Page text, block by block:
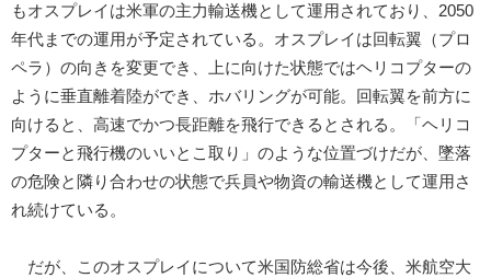
もオスプレイは米軍の主力輸送機として運用されており、2050
年代までの運用が予定されている。オスプレイは回転翼（プロ
ペラ）の向きを変更でき、上に向けた状態ではヘリコプターの
ように垂直離着陸ができ、ホバリングが可能。回転翼を前方に
向けると、高速でかつ長距離を飛行できるとされる。「ヘリコ
プターと飛行機のいいとこ取り」のような位置づけだが、墜落
の危険と隣り合わせの状態で兵員や物資の輸送機として運用さ
れ続けている。
だが、このオスプレイについて米国防総省は今後、米航空大